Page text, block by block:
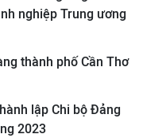
nghiệp Trung ương
thành phố Cần Thơ
lập Chi bộ Đảng
2023